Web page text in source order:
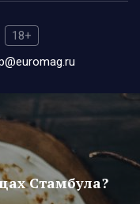
18+
Стамбула?